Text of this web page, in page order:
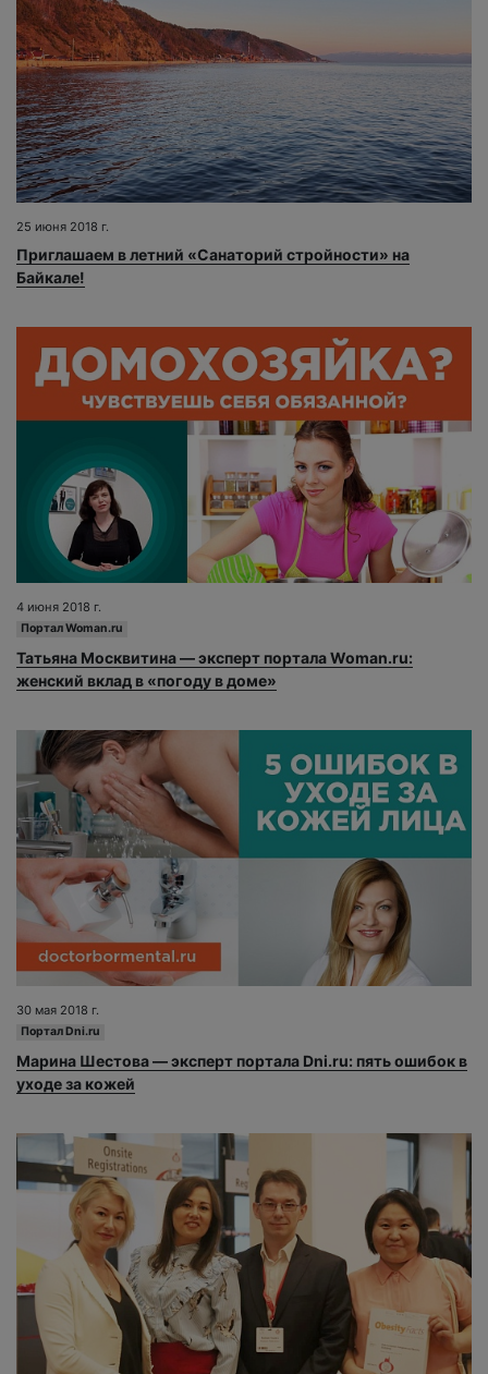
25 июня 2018 г.
Приглашаем в летний «Санаторий стройности» на
Байкале!
4 июня 2018 г.
Портал Woman.ru
Татьяна Москвитина — эксперт портала Woman.ru:
женский вклад в «погоду в доме»
30 мая 2018 г.
Портал Dni.ru
Марина Шестова — эксперт портала Dni.ru: пять ошибок в
уходе за кожей